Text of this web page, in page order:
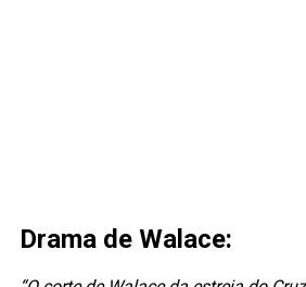
Drama de Walace: